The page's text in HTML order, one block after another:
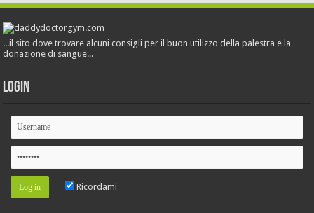
...il sito dove trovare alcuni consigli per il buon utilizzo della palestra e la
donazione di sangue...
Login
Ricordami